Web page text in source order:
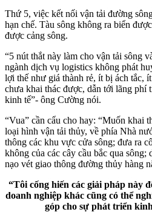
Thứ 5, việc kết nối vận tải đường
hạn chế. Tàu sông không ra biển
được cảng sông.
“5 nút thắt này làm cho vận tải sông
ngành dịch vụ logistics không phát
lợi thế như giá thành rẻ, ít bị ách tắc,
chưa khai thác được, dẫn tới lãng phí
kinh tế”- ông Cường nói.
“Vua” cần cẩu cho hay: “Muốn khai
loại hình vận tải thủy, về phía Nhà
thông các khu vực cửa sông; đưa ra
không của các cây cầu bắc qua
nạo vét giao thông đường thủy hàng
“Tôi cống hiến các giải pháp này
doanh nghiệp khác cũng có thể
góp cho sự phát triển